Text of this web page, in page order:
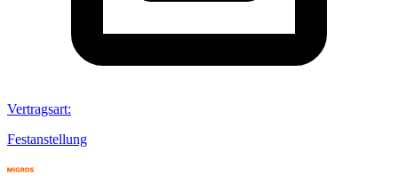
Vertragsart:
Festanstellung